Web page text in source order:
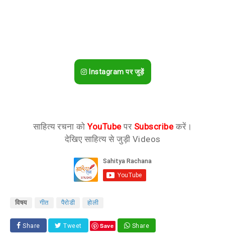
Instagram पर जुड़ें
साहित्य रचना कोYouTubeपर Subscribeकरें।
देखिए साहित्य से जुड़ी Videos
विषय गीत पैरोडी होली
Share Tweet Save Share